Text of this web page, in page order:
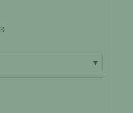
3
▾